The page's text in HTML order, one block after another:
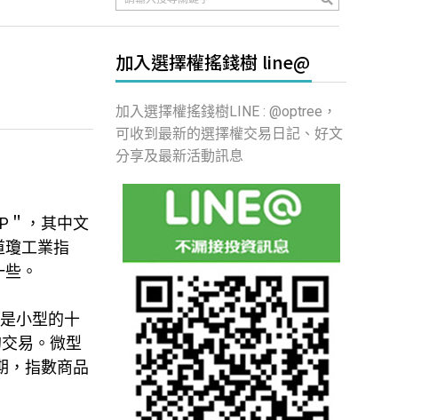
＂，其中文
瓊工業指
。
小型的十
易。微型
，指數商品
加入選擇權搖錢樹 line@
加入選擇權搖錢樹LINE : @optree，
可收到最新的選擇權交易日記、好文
分享及最新活動訊息